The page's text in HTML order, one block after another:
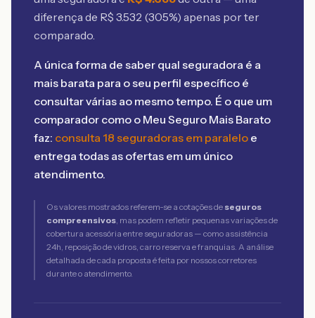
diferença de R$ 3.532 (305%) apenas por ter
comparado.
A única forma de saber qual seguradora é a
mais barata para o seu perfil específico é
consultar várias ao mesmo tempo. É o que um
comparador como o Meu Seguro Mais Barato
faz: consulta 18 seguradoras em paralelo e
entrega todas as ofertas em um único
atendimento.
Os valores mostrados referem-se a cotações de seguros
compreensivos, mas podem refletir pequenas variações de
cobertura acessória entre seguradoras — como assistência
24h, reposição de vidros, carro reserva e franquias. A análise
detalhada de cada proposta é feita por nossos corretores
durante o atendimento.